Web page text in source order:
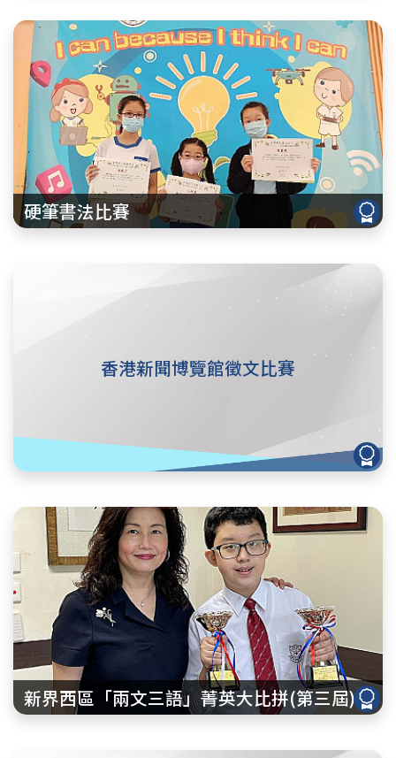
硬筆書法比賽
香港新聞博覽館徵文比賽
新界西區「兩文三語」菁英大比拼(第三屆)